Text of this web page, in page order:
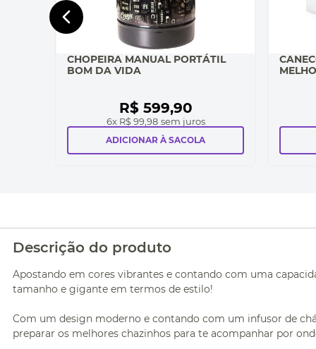
CHOPEIRA MANUAL PORTÁTIL
BOM DA VIDA
R$ 599,90
6x R$ 99,98 sem juros
ADICIONAR À SACOLA
Descrição do produto
Apostando em cores vibrantes e contando com uma
tamanho e gigante em termos de estilo!
Com um design moderno e contando com um infusor de
preparar os melhores chazinhos para te acompanhar por